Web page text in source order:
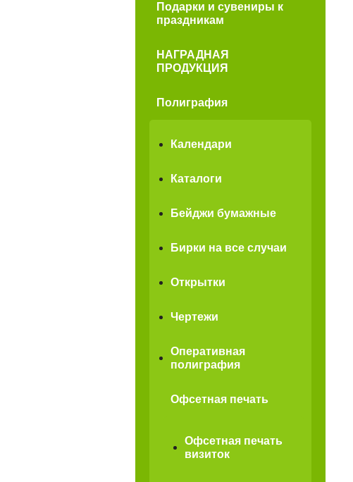
Подарки и сувениры к
праздникам
НАГРАДНАЯ
ПРОДУКЦИЯ
Полиграфия
Календари
Каталоги
Бейджи бумажные
Бирки на все случаи
Открытки
Чертежи
Оперативная
полиграфия
Офсетная печать
Офсетная печать
визиток